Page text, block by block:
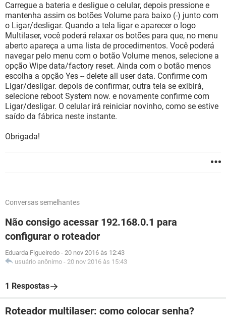
Carregue a bateria e desligue o celular, depois pressione e
mantenha assim os botões Volume para baixo (-) junto com
o Ligar/desligar. Quando a tela ligar e aparecer o logo
Multilaser, você poderá relaxar os botões para que, no menu
aberto apareça a uma lista de procedimentos. Você poderá
navegar pelo menu com o botão Volume menos, selecione a
opção Wipe data/factory reset. Ainda com o botão menos
escolha a opção Yes -- delete all user data. Confirme com
Ligar/desligar. depois de confirmar, outra tela se exibirá,
selecione reboot System now. e novamente confirme com
Ligar/desligar. O celular irá reiniciar novinho, como se estive
saído da fábrica neste instante.
Obrigada!
Conversas semelhantes
Não consigo acessar 192.168.0.1 para
configurar o roteador
Eduarda Figueiredo - 20 nov 2016 às 12:43
usuário anônimo - 20 nov 2016 às 15:43
1 Respostas
Roteador multilaser: como colocar senha?